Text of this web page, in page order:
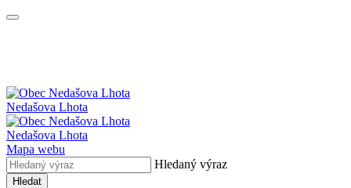
Nedašova Lhota
Nedašova Lhota
Mapa webu
Hledaný výraz
Hledat